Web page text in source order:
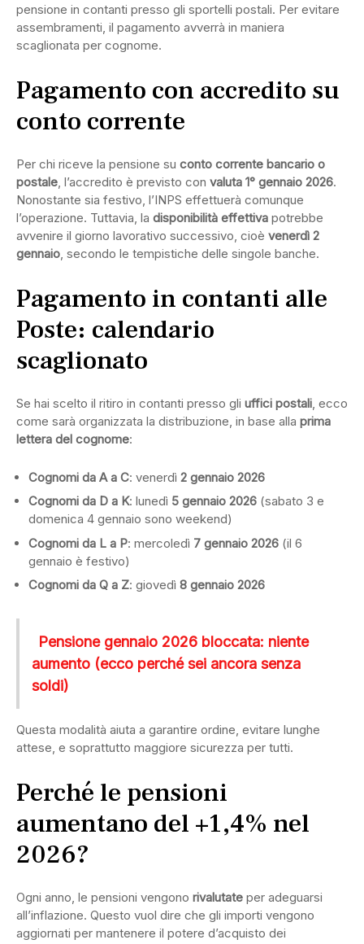
pensione in contanti presso gli sportelli postali. Per evitare
assembramenti, il pagamento avverrà in maniera
scaglionata per cognome.
Pagamento con accredito su
conto corrente
Per chi riceve la pensione su conto corrente bancario o
postale , l’accredito è previsto con valuta 1° gennaio 2026.
Nonostante sia festivo, l’INPS effettuerà comunque
l’operazione. Tuttavia, la disponibilità effettiva potrebbe
avvenire il giorno lavorativo successivo, cioè venerdì 2
gennaio , secondo le tempistiche delle singole banche.
Pagamento in contanti alle
Poste: calendario
scaglionato
Se hai scelto il ritiro in contanti presso gli uffici postali , ecco
come sarà organizzata la distribuzione, in base alla prima
lettera del cognome:
Cognomi da A a C: venerdì 2 gennaio 2026
Cognomi da D a K: lunedì 5 gennaio 2026 (sabato 3 e
domenica 4 gennaio sono weekend)
Cognomi da L a P: mercoledì 7 gennaio 2026 (il 6
gennaio è festivo)
Cognomi da Q a Z: giovedì 8 gennaio 2026
Pensione gennaio 2026 bloccata: niente
aumento (ecco perché sei ancora senza
soldi)
Questa modalità aiuta a garantire ordine, evitare lunghe
attese, e soprattutto maggiore sicurezza per tutti.
Perché le pensioni
aumentano del +1,4% nel
2026?
Ogni anno, le pensioni vengono rivalutate per adeguarsi
all’inflazione. Questo vuol dire che gli importi vengono
aggiornati per mantenere il potere d’acquisto dei